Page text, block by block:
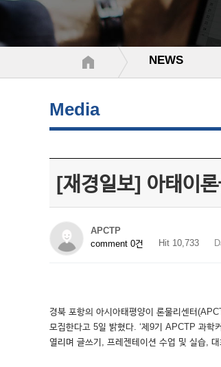
NEWS
Media
[재경일보] 아태이
APCTP
comment 0건
Hit 10,733
경북 포항의 아시아태평양이 론물리센터
모집한다고 5일 밝혔다. ‘제9기 APCTP 과학
열리며 글쓰기, 프레젠테이션 수업 및 실습,